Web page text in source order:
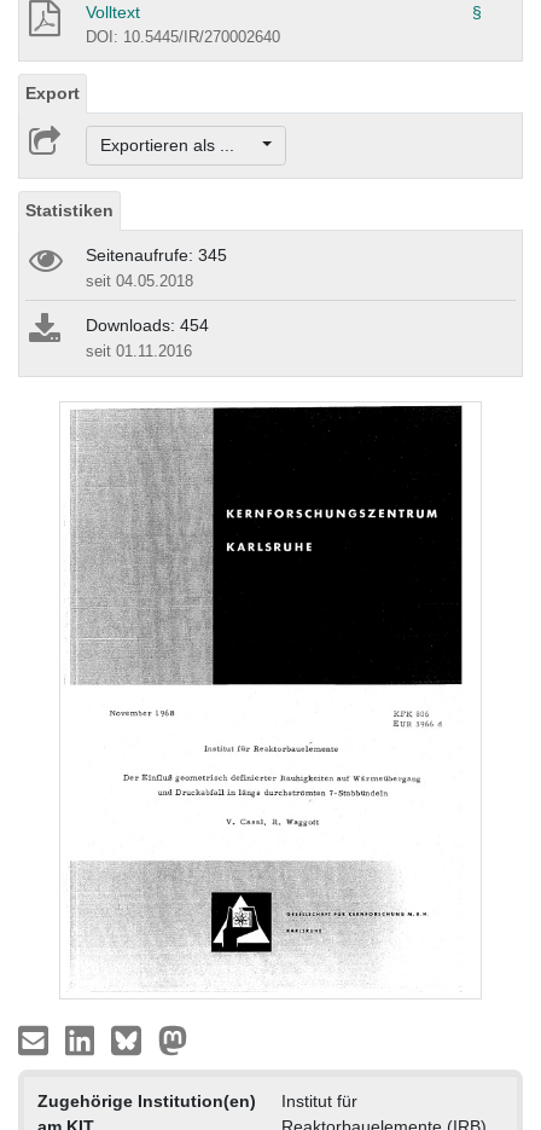
Volltext §
DOI: 10.5445/IR/270002640
Export
Exportieren als ...
Statistiken
Seitenaufrufe: 345
seit 04.05.2018
Downloads: 454
seit 01.11.2016
Zugehörige Institution(en)
Institut für